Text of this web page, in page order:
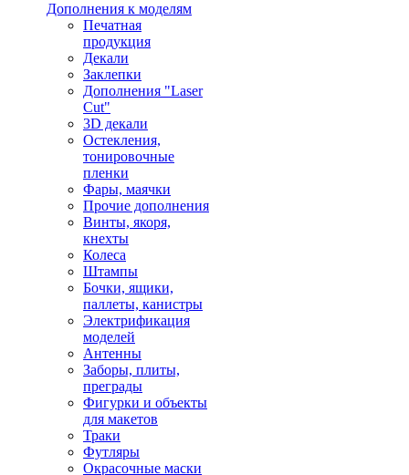
Дополнения к моделям
Печатная
продукция
Декали
Заклепки
Дополнения "Laser
Cut"
3D декали
Остекления,
тонировочные
пленки
Фары, маячки
Прочие дополнения
Винты, якоря,
кнехты
Колеса
Штампы
Бочки, ящики,
паллеты, канистры
Электрификация
моделей
Антенны
Заборы, плиты,
преграды
Фигурки и объекты
для макетов
Траки
Футляры
Окрасочные маски